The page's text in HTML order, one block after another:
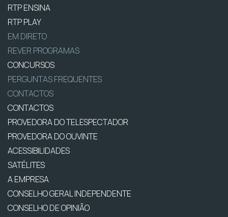
RTP ENSINA
RTP PLAY
EM DIRETO
REVER PROGRAMAS
CONCURSOS
PERGUNTAS FREQUENTES
CONTACTOS
CONTACTOS
PROVEDORA DO TELESPECTADOR
PROVEDORA DO OUVINTE
ACESSIBILIDADES
SATÉLITES
A EMPRESA
CONSELHO GERAL INDEPENDENTE
CONSELHO DE OPINIÃO